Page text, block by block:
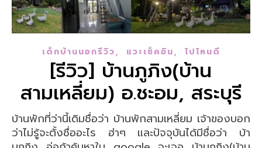
เด็กบ้านนอกรีวิว, แวะเช็คอิน, ไปไหนดี
[รีวิว] บ้านภูภิง(บ้าน
สามเหลี่ยม) อ.ชะอม, สระบุรี
บ้านพักที่ว่านี้เดิมชื่อว่า บ้านพักสามเหลี่ยม เจ้าของบอก
ว่าไม่รู้จะตั้งชื่ออะไร ฮ่าๆ และปัจจุบันได้มีชื่อว่า บ้า